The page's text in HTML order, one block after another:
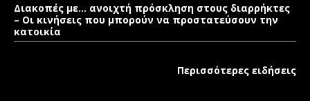
Διακοπές με… ανοιχτή πρόσκληση στους διαρρήκτες
– Οι κινήσεις που μπορούν να προστατεύσουν την
κατοικία
Περισσότερες ειδήσεις